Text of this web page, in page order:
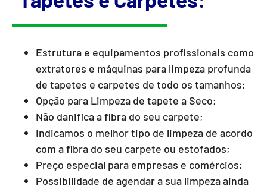
Estrutura e equipamentos profissionais como
extratores e máquinas para limpeza profunda
de tapetes e carpetes de todo os tamanhos;
Opção para Limpeza de tapete a Seco;
Não danifica a fibra do seu carpete;
Indicamos o melhor tipo de limpeza de acordo
com a fibra do seu carpete ou estofados;
Preço especial para empresas e comércios;
Possibilidade de agendar a sua limpeza ainda